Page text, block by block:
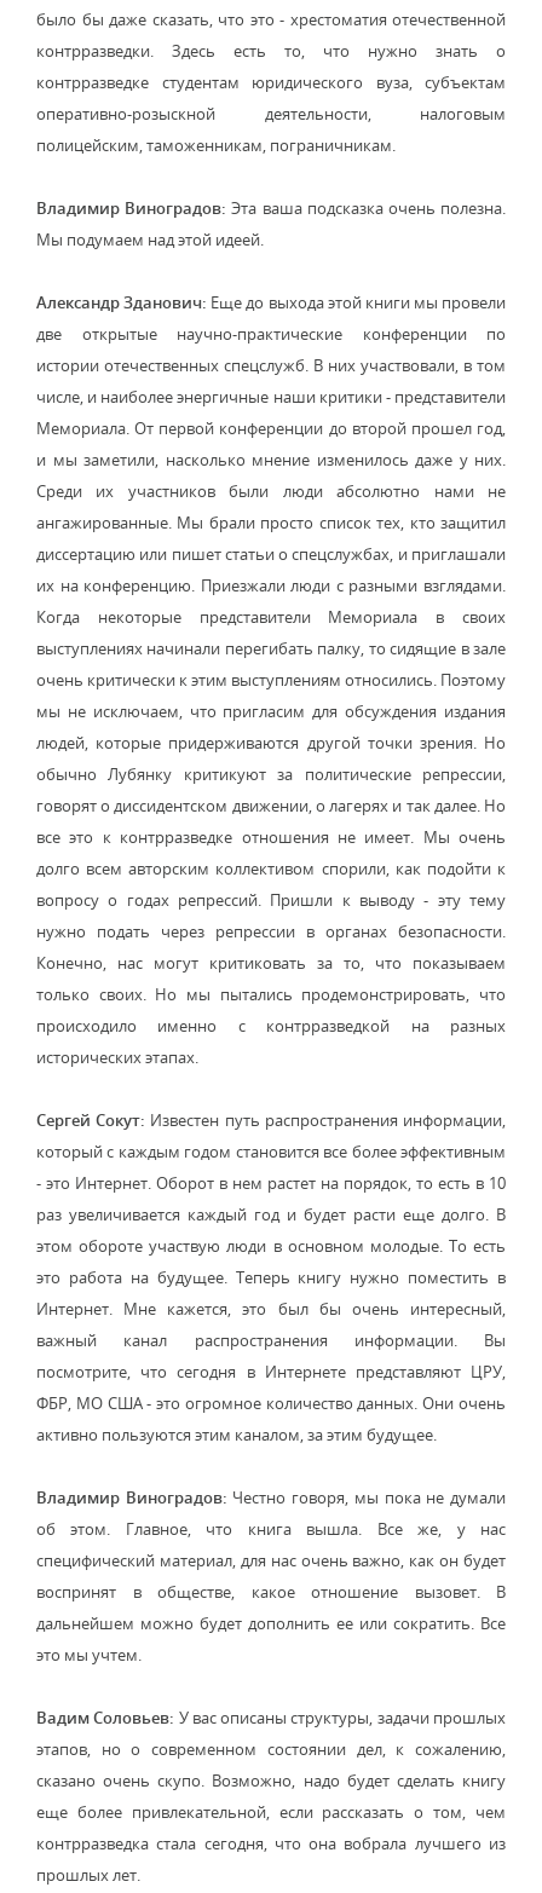
было бы даже сказать, что это - хрестоматия отечественной
контрразведки. Здесь есть то, что нужно знать о
контрразведке студентам юридического вуза, субъектам
оперативно-розыскной деятельности, налоговым
полицейским, таможенникам, пограничникам.
Владимир Виноградов: Эта ваша подсказка очень полезна.
Мы подумаем над этой идеей.
Александр Зданович: Еще до выхода этой книги мы провели
две открытые научно-практические конференции по
истории отечественных спецслужб. В них участвовали, в том
числе, и наиболее энергичные наши критики - представители
Мемориала. От первой конференции до второй прошел год,
и мы заметили, насколько мнение изменилось даже у них.
Среди их участников были люди абсолютно нами не
ангажированные. Мы брали просто список тех, кто защитил
диссертацию или пишет статьи о спецслужбах, и приглашали
их на конференцию. Приезжали люди с разными взглядами.
Когда некоторые представители Мемориала в своих
выступлениях начинали перегибать палку, то сидящие в зале
очень критически к этим выступлениям относились. Поэтому
мы не исключаем, что пригласим для обсуждения издания
людей, которые придерживаются другой точки зрения. Но
обычно Лубянку критикуют за политические репрессии,
говорят о диссидентском движении, о лагерях и так далее. Но
все это к контрразведке отношения не имеет. Мы очень
долго всем авторским коллективом спорили, как подойти к
вопросу о годах репрессий. Пришли к выводу - эту тему
нужно подать через репрессии в органах безопасности.
Конечно, нас могут критиковать за то, что показываем
только своих. Но мы пытались продемонстрировать, что
происходило именно с контрразведкой на разных
исторических этапах.
Сергей Сокут: Известен путь распространения информации,
который с каждым годом становится все более эффективным
- это Интернет. Оборот в нем растет на порядок, то есть в 10
раз увеличивается каждый год и будет расти еще долго. В
этом обороте участвую люди в основном молодые. То есть
это работа на будущее. Теперь книгу нужно поместить в
Интернет. Мне кажется, это был бы очень интересный,
важный канал распространения информации. Вы
посмотрите, что сегодня в Интернете представляют ЦРУ,
ФБР, МО США - это огромное количество данных. Они очень
активно пользуются этим каналом, за этим будущее.
Владимир Виноградов: Честно говоря, мы пока не думали
об этом. Главное, что книга вышла. Все же, у нас
специфический материал, для нас очень важно, как он будет
воспринят в обществе, какое отношение вызовет. В
дальнейшем можно будет дополнить ее или сократить. Все
это мы учтем.
Вадим Соловьев: У вас описаны структуры, задачи прошлых
этапов, но о современном состоянии дел, к сожалению,
сказано очень скупо. Возможно, надо будет сделать книгу
еще более привлекательной, если рассказать о том, чем
контрразведка стала сегодня, что она вобрала лучшего из
прошлых лет.